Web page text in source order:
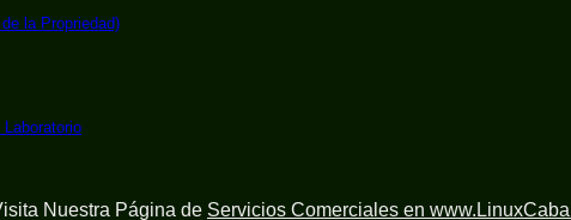
la Propriedad)
Nuestra Página de Servicios Comerciales en